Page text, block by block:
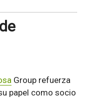
Group refuerza
papel como socio